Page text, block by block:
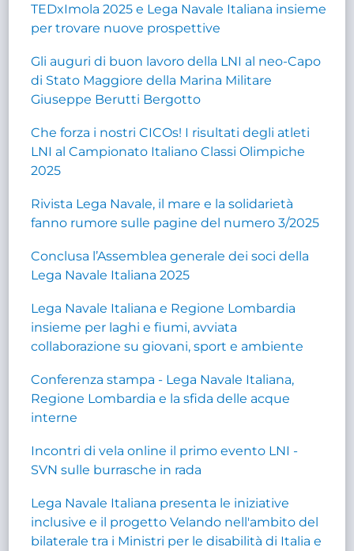
TEDxImola 2025 e Lega Navale Italiana insieme
per trovare nuove prospettive
Gli auguri di buon lavoro della LNI al neo-Capo
di Stato Maggiore della Marina Militare
Giuseppe Berutti Bergotto
Che forza i nostri CICOs! I risultati degli atleti
LNI al Campionato Italiano Classi Olimpiche
2025
Rivista Lega Navale, il mare e la solidarietà
fanno rumore sulle pagine del numero 3/2025
Conclusa l’Assemblea generale dei soci della
Lega Navale Italiana 2025
Lega Navale Italiana e Regione Lombardia
insieme per laghi e fiumi, avviata
collaborazione su giovani, sport e ambiente
Conferenza stampa - Lega Navale Italiana,
Regione Lombardia e la sfida delle acque
interne
Incontri di vela online il primo evento LNI -
SVN sulle burrasche in rada
Lega Navale Italiana presenta le iniziative
inclusive e il progetto Velando nell'ambito del
bilaterale tra i Ministri per le disabilità di Italia e